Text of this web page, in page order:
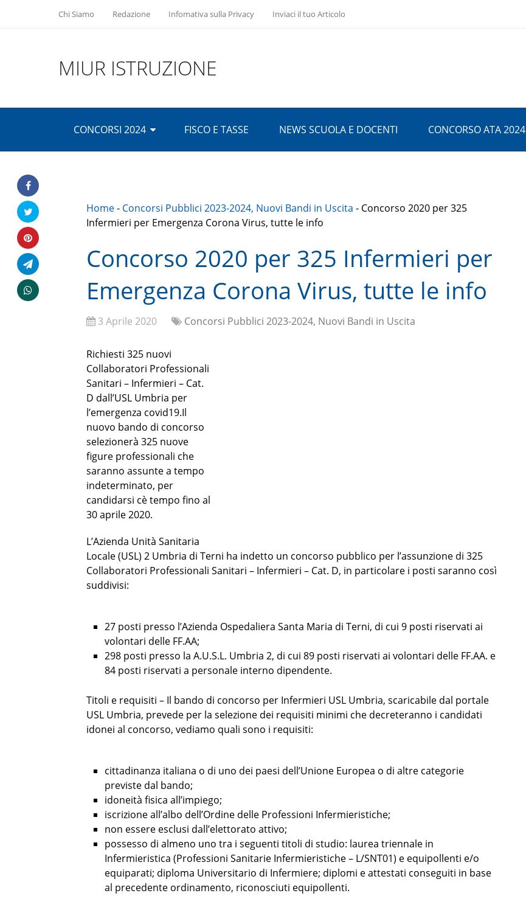
Chi Siamo Redazione Infomativa sulla Privacy Inviaci il tuo Articolo
MIUR ISTRUZIONE
CONCORSI 2024 FISCO E TASSE NEWS SCUOLA E DOCENTI CONCORSO ATA 2024
Home- Concorsi Pubblici 2023-2024, Nuovi Bandi in Uscita - Concorso 2020 per 325
Infermieri per Emergenza Corona Virus, tutte le info
Concorso 2020 per 325 Infermieri per
Emergenza Corona Virus, tutte le info
3 Aprile 2020 Concorsi Pubblici 2023-2024, Nuovi Bandi in Uscita
Richiesti 325 nuovi
Collaboratori Professionali
Sanitari – Infermieri – Cat.
D dall’USL Umbria per
l’emergenza covid19.Il
nuovo bando di concorso
selezionerà 325 nuove
figure professionali che
saranno assunte a tempo
indeterminato, per
candidarsi cè tempo fino al
30 aprile 2020.
L’Azienda Unità Sanitaria
Locale (USL) 2 Umbria di Terni ha indetto un concorso pubblico per l’assunzione di 325
Collaboratori Professionali Sanitari – Infermieri – Cat. D, in particolare i posti saranno così
suddivisi:
27 posti presso l’Azienda Ospedaliera Santa Maria di Terni, di cui 9 posti riservati ai
volontari delle FF.AA;
298 posti presso la A.U.S.L. Umbria 2, di cui 89 posti riservati ai volontari delle FF.AA. e
84 posti riservati a personale interno dipendente.
Titoli e requisiti – Il bando di concorso per Infermieri USL Umbria, scaricabile dal portale
USL Umbria, prevede per la selezione dei requisiti minimi che decreteranno i candidati
idonei al concorso, vediamo quali sono i requisiti:
cittadinanza italiana o di uno dei paesi dell’Unione Europea o di altre categorie
previste dal bando;
idoneità fisica all’impiego;
iscrizione all’albo dell’Ordine delle Professioni Infermieristiche;
non essere esclusi dall’elettorato attivo;
possesso di almeno uno tra i seguenti titoli di studio: laurea triennale in
Infermieristica (Professioni Sanitarie Infermieristiche – L/SNT01) e equipollenti e/o
equiparati; diploma Universitario di Infermiere; diplomi e attestati conseguiti in base
al precedente ordinamento, riconosciuti equipollenti.